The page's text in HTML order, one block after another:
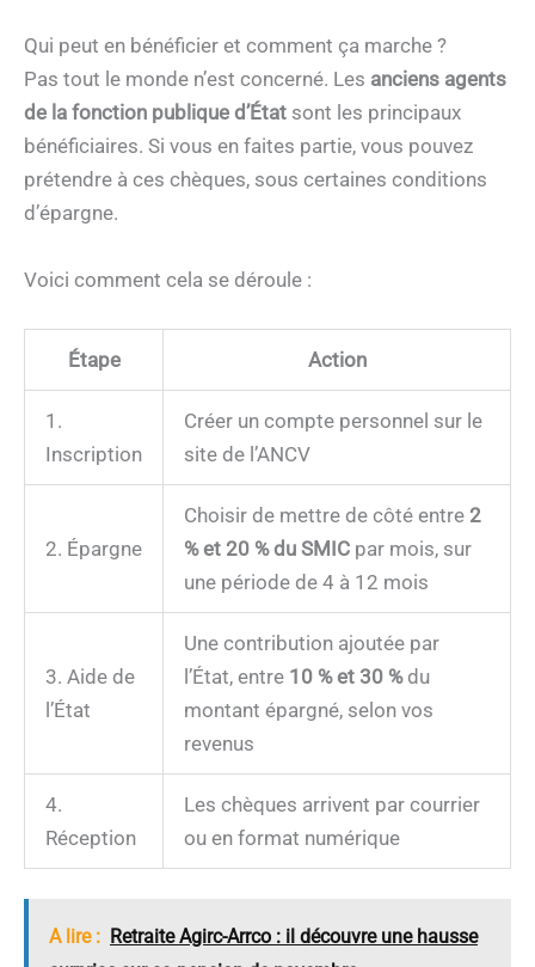
Qui peut en bénéficier et comment ça marche ?
Pas tout le monde n’est concerné. Les anciens agents
de la fonction publique d’État sont les principaux
bénéficiaires. Si vous en faites partie, vous pouvez
prétendre à ces chèques, sous certaines conditions
d’épargne.
Voici comment cela se déroule :
Étape Action
1.
Inscription
Créer un compte personnel sur le
site de l’ANCV
2. Épargne
Choisir de mettre de côté entre 2
% et 20 % du SMIC par mois, sur
une période de 4 à 12 mois
3. Aide de
l’État
Une contribution ajoutée par
l’État, entre 10 % et 30 %du
montant épargné, selon vos
revenus
4.
Réception
Les chèques arrivent par courrier
ou en format numérique
A lire : Retraite Agirc-Arrco : il découvre une hausse